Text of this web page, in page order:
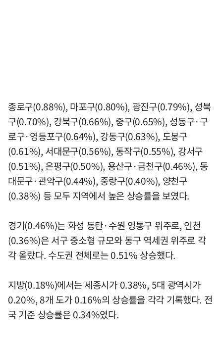
종로구(0.88%), 마포구(0.80%), 광진구(0.79%), 성북
구(0.70%), 강북구(0.66%), 중구(0.65%), 성동구·구
로구·영등포구(0.64%), 강동구(0.63%), 도봉구
(0.61%), 서대문구(0.56%), 동작구(0.55%), 강서구
(0.51%), 은평구(0.50%), 용산구·금천구(0.46%), 동
대문구·관악구(0.44%), 중랑구(0.40%), 양천구
(0.38%) 등 모두 지역에서 높은 상승률을 보였다.
경기(0.46%)는 화성 동탄·수원 영통구 위주로, 인천
(0.36%)은 서구 중소형 규모와 동구 역세권 위주로 각
각 올랐다. 수도권 전체로는 0.51% 상승했다.
지방(0.18%)에서는 세종시가 0.38%, 5대 광역시가
0.20%, 8개 도가 0.16%의 상승률을 각각 기록했다. 전
국 기준 상승률은 0.34%였다.